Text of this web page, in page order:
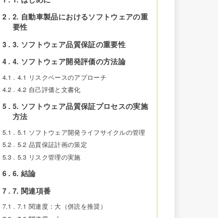
2
2. 自動車製品におけるソフトウェアの重
要性
3
3. ソフトウェア品質保証の重要性
4
4. ソフトウェア開発評価の方法論
4.1
4.1 リスクベースのアプローチ
4.2
4.2 自己評価と文書化
5
5. ソフトウェア品質保証プロセスの実施
方法
5.1
5.1 ソフトウェア開発ライフサイクルの管理
5.2
5.2 品質保証計画の策定
5.3
5.3 リスク管理の実施
6
6. 結論
7
7. 関連項番
7.1
7.1 関連度：大（併読を推奨）